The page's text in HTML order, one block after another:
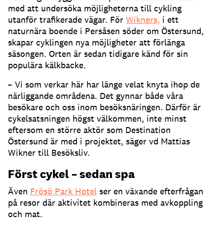
med att undersöka möjligheterna till cykling
utanför trafikerade vägar. För Wikners, i ett
naturnära boende i Persåsen söder om Östersund,
skapar cyklingen nya möjligheter att förlänga
säsongen. Orten är sedan tidigare känd för sin
populära kälkbacke.
– Vi som verkar här har länge velat knyta ihop de
närliggande områdena. Det gynnar både våra
besökare och oss inom besöksnäringen. Därför är
cykelsatsningen högst välkommen, inte minst
eftersom en större aktör som Destination
Östersund är med i projektet, säger vd Mattias
Wikner till Besöksliv.
Först cykel – sedan spa
Även Frösö Park Hotel ser en växande efterfrågan
på resor där aktivitet kombineras med avkoppling
och mat.